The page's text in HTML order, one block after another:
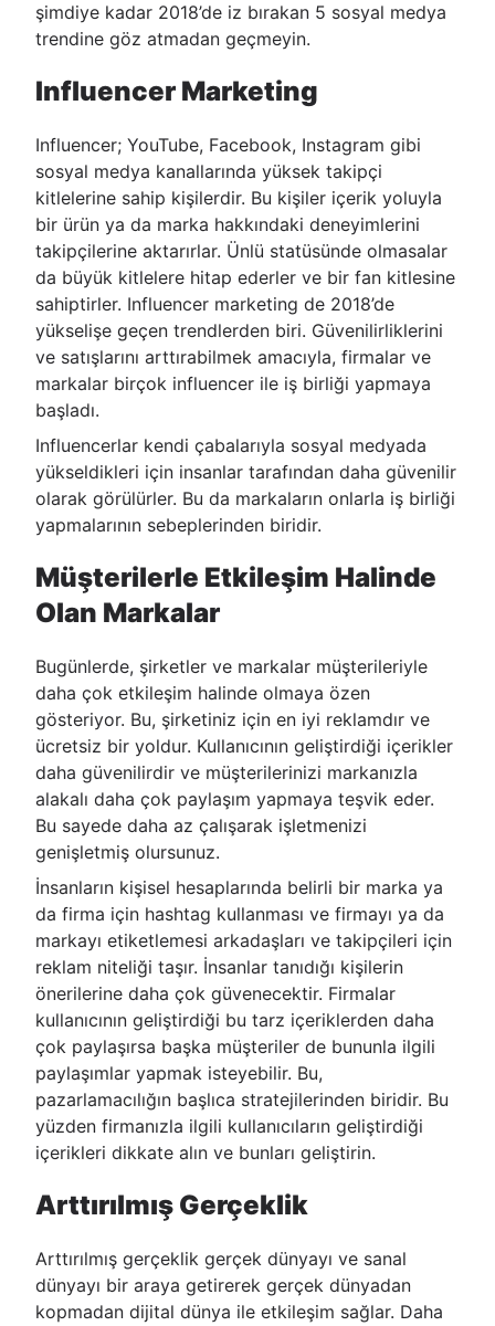
şimdiye kadar 2018’de iz bırakan 5 sosyal medya
trendine göz atmadan geçmeyin.
Influencer Marketing
Influencer; YouTube, Facebook, Instagram gibi
sosyal medya kanallarında yüksek takipçi
kitlelerine sahip kişilerdir. Bu kişiler içerik yoluyla
bir ürün ya da marka hakkındaki deneyimlerini
takipçilerine aktarırlar. Ünlü statüsünde olmasalar
da büyük kitlelere hitap ederler ve bir fan kitlesine
sahiptirler. Influencer marketing de 2018’de
yükselişe geçen trendlerden biri. Güvenilirliklerini
ve satışlarını arttırabilmek amacıyla, firmalar ve
markalar birçok influencer ile iş birliği yapmaya
başladı.
Influencerlar kendi çabalarıyla sosyal medyada
yükseldikleri için insanlar tarafından daha güvenilir
olarak görülürler. Bu da markaların onlarla iş birliği
yapmalarının sebeplerinden biridir.
Müşterilerle Etkileşim Halinde
Olan Markalar
Bugünlerde, şirketler ve markalar müşterileriyle
daha çok etkileşim halinde olmaya özen
gösteriyor. Bu, şirketiniz için en iyi reklamdır ve
ücretsiz bir yoldur. Kullanıcının geliştirdiği içerikler
daha güvenilirdir ve müşterilerinizi markanızla
alakalı daha çok paylaşım yapmaya teşvik eder.
Bu sayede daha az çalışarak işletmenizi
genişletmiş olursunuz.
İnsanların kişisel hesaplarında belirli bir marka ya
da firma için hashtag kullanması ve firmayı ya da
markayı etiketlemesi arkadaşları ve takipçileri için
reklam niteliği taşır. İnsanlar tanıdığı kişilerin
önerilerine daha çok güvenecektir. Firmalar
kullanıcının geliştirdiği bu tarz içeriklerden daha
çok paylaşırsa başka müşteriler de bununla ilgili
paylaşımlar yapmak isteyebilir. Bu,
pazarlamacılığın başlıca stratejilerinden biridir. Bu
yüzden firmanızla ilgili kullanıcıların geliştirdiği
içerikleri dikkate alın ve bunları geliştirin.
Arttırılmış Gerçeklik
Arttırılmış gerçeklik gerçek dünyayı ve sanal
dünyayı bir araya getirerek gerçek dünyadan
kopmadan dijital dünya ile etkileşim sağlar. Daha